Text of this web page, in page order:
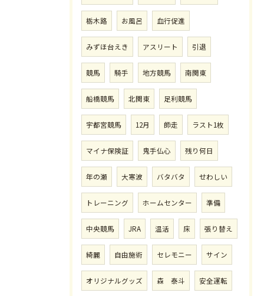
栃木路 お風呂 血行促進
みずほ台えき アスリート 引退
競馬 騎手 地方競馬 南関東
船橋競馬 北関東 足利競馬
宇都宮競馬 12月 師走 ラスト1枚
マイナ保険証 鬼手仏心 残り何日
年の瀬 大寒波 バタバタ せわしい
トレーニング ホームセンター 準備
中央競馬 JRA 温活 床 張り替え
綺麗 自由施術 セレモニー サイン
オリジナルグッズ 森 泰斗 安全運転